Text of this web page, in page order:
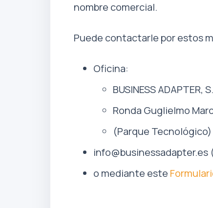
nombre comercial.
Puede contactarle por estos
Oficina:
BUSINESS ADAPTER,
Ronda Guglielmo
(Parque
o mediante este